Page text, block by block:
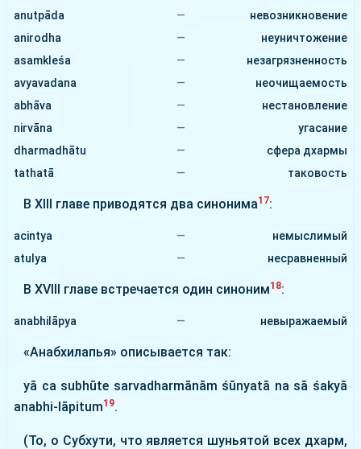
anutpāda
—
невозникновение
anirodha
—
неуничтожение
asamkleśa
—
незагрязненность
avyavadana
—
неочищаемость
abhāva
—
нестановление
nirvāna
—
угасание
dharmadhātu
—
сфера дхармы
tathatā
— таковость
В ХІІІ главе приводятся два синонима17:
acintya —
немыслимый
atulya
— несравненный
В XVIII главе встречается один синоним18:
anabhilāpya — невыражаемый
«Анабхилапья» описывается так:
yā ca subhūte sarvadharmānām śūnyatā na sā śakyā
anabhi-lāpitum19.
(То, о Субхути, что является шуньятой всех дхарм,